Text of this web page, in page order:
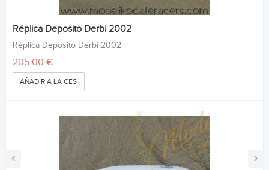
‹ ›
Réplica Deposito Derbi 2002
Réplica Deposito Derbi 2002
205,00 €
AÑADIR A LA CESTA